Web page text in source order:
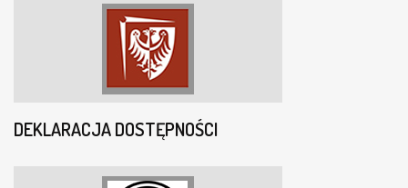
DEKLARACJA DOSTĘPNOŚCI